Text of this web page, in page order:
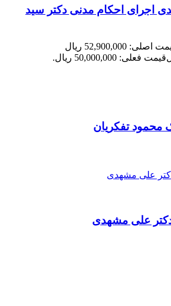
کامل 5 جلدی اجرای احکام مدنی دکتر سید
قیمت اصلی: 52,900,000 ریال
قیمت فعلی: 50,000,000 ریال.
محمود تفکریان
علی مشهدی